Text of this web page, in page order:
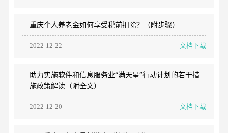
重庆个人养老金如何享受税前扣除？（附步骤）
2022-12-22 文档下载
助力实施软件和信息服务业“满天星”行动计划的若干措
施政策解读（附全文）
2022-12-20 文档下载